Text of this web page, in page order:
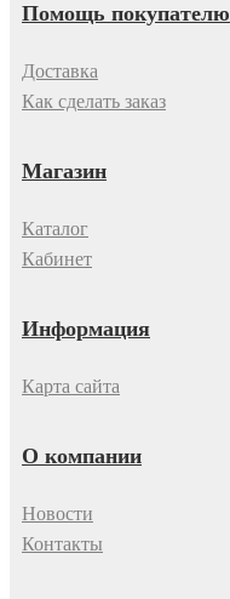
Помощь покупателю
Доставка
Как сделать заказ
Магазин
Каталог
Кабинет
Информация
Карта сайта
О компании
Новости
Контакты